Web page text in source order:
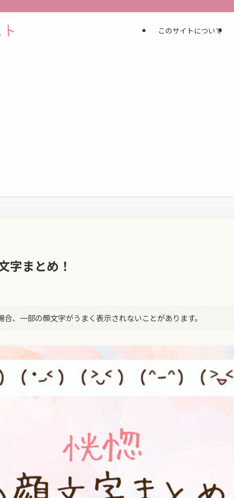
このサイトについて
字まとめ！
、一部の顔文字がうまく表示されないことがあります。